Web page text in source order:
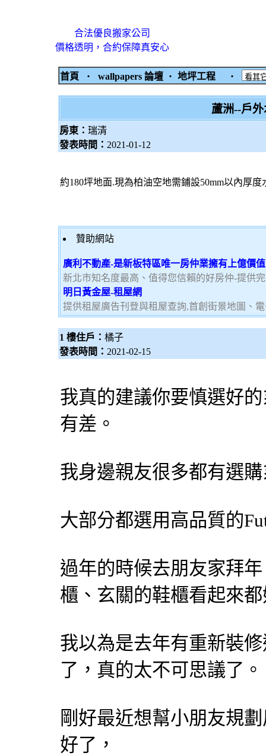
合法優良搬家公司
價格透明，合約保障真安心
首頁 ‧ wallpapers 論壇 ‧ 地坪工程 ‧
蘆洲--戶
房東： 瑞清
發表時間： 2021-01-12
約180坪地面.現為柏油空地需鋪設50mm以內厚
贊助網站
廣利不動產-是新板特區唯一房仲業擁有上億價
新北市知名度最高、值得您信賴的好房仲-提供
明日黃金屋-租屋網
提供租屋廣告刊登與租屋查詢,首創街景地圖、
1 樓住戶： 橘子
發表時間： 2021-02-15
我真的建議你要慎選好的
有差。
我身邊親友很多都有選購
大部分都選用高品質的
過年的時候去朋友家拜
櫃、玄關的鞋櫃看起來
我以為是去年有重新裝
了，真的太不可思議了。
剛好最近想幫小朋友規
好了，